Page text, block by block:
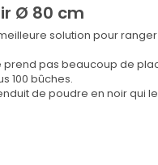
Ø 80 cm
solution pour
pas beaucoup de
100 bûches.
de poudre en noir qui